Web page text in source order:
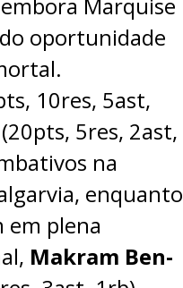
Marquise
oportunidade
10res, 5ast,
(20pts, 5res, 2ast,
na
enquanto
em plena
Makram Ben-